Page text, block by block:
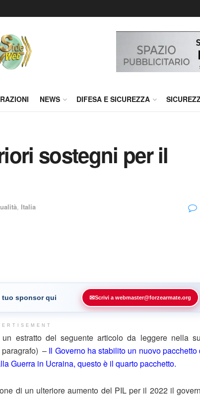
NEWS DIFESA E SICUREZZA
sostegni per il
, Italia
tuo sponsor qui ✉Scrivi a webmaster@forzearmate.org
estratto del seguente articolo da leggere nella
– Il Governo ha stabilito un nuovo pacchetto
Guerra in Ucraina, questo è il quarto pacchetto.
di un ulteriore aumento del PIL per il 2022 il